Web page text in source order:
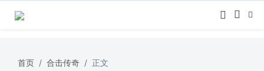
首页 合击传奇 正文